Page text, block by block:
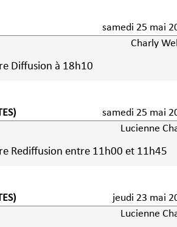
samedi 25 mai
Charly
Chronique du livre Diffusion à 18h10
samedi 25 mai
Lucienne
Rediffusion entre 11h00 et 11h45
jeudi 23 mai
Lucienne